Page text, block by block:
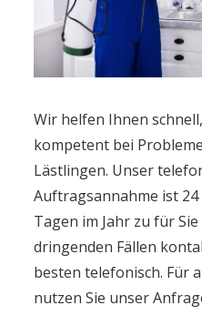
Wir helfen Ihnen
kompetent bei Problemen mit Schädlingen und
Lästlingen. Unser
Auftragsannahme ist
Tagen im Jahr zu für Sie zu erreichen. In
dringenden Fällen
besten telefonisch. Für
nutzen Sie